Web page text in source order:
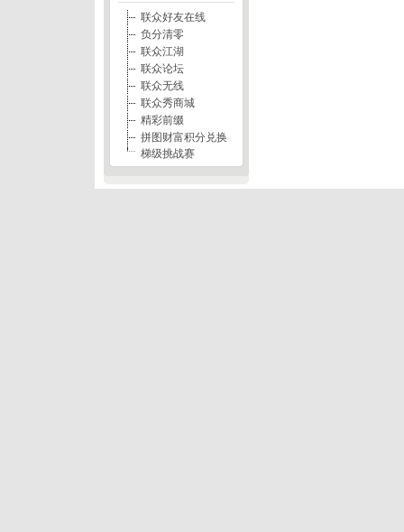
联众好友在线
负分清零
联众江湖
联众论坛
联众无线
联众秀商城
精彩前缀
拼图财富积分兑换
梯级挑战赛